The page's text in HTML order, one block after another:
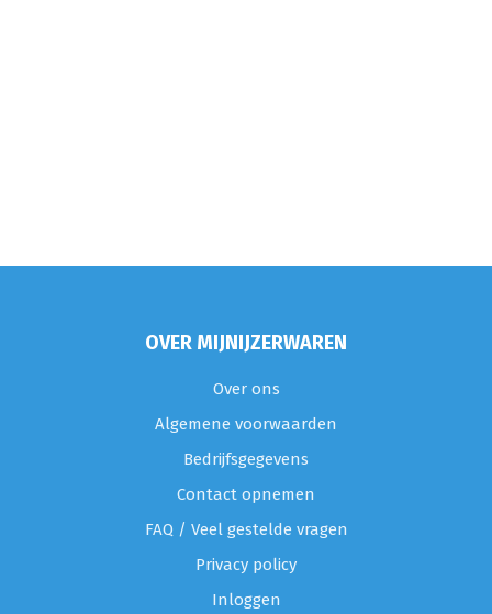
OVER MIJNIJZERWAREN
Over ons
Algemene voorwaarden
Bedrijfsgegevens
Contact opnemen
FAQ / Veel gestelde vragen
Privacy policy
Inloggen